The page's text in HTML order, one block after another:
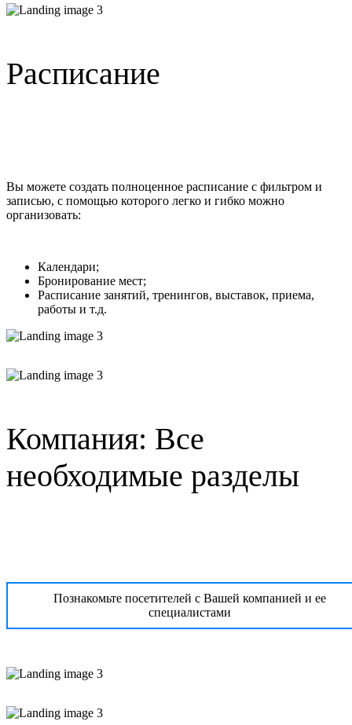
Расписание
Вы можете создать полноценное расписание с фильтром и
записью, с помощью которого легко и гибко можно
организовать:
Календари;
Бронирование мест;
Расписание занятий, тренингов, выставок, приема,
работы и т.д.
Компания: Все
необходимые разделы
Познакомьте посетителей с Вашей компанией и ее
специалистами